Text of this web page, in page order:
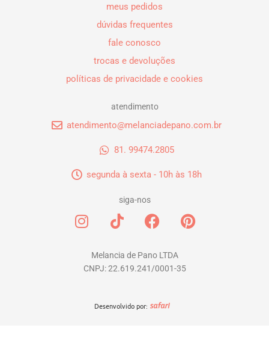
meus pedidos
dúvidas frequentes
fale conosco
trocas e devoluções
políticas de privacidade e cookies
atendimento
atendimento@melanciadepano.com.br
81. 99474.2805
segunda à sexta - 10h às 18h
siga-nos
I
n
a
T
i
t
o
F
a
e
b
o
P
i
Melancia de Pano LTDA
CNPJ: 22.619.241/0001-35
Desenvolvido por: